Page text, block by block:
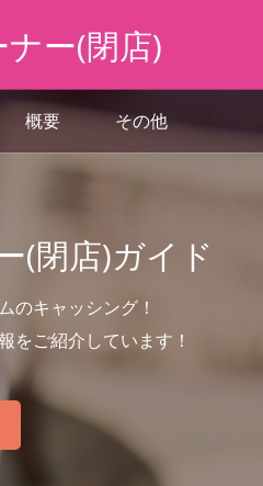
ー(閉店)
概要 その他
(閉店)ガイド
のキャッシング！
をご紹介しています！